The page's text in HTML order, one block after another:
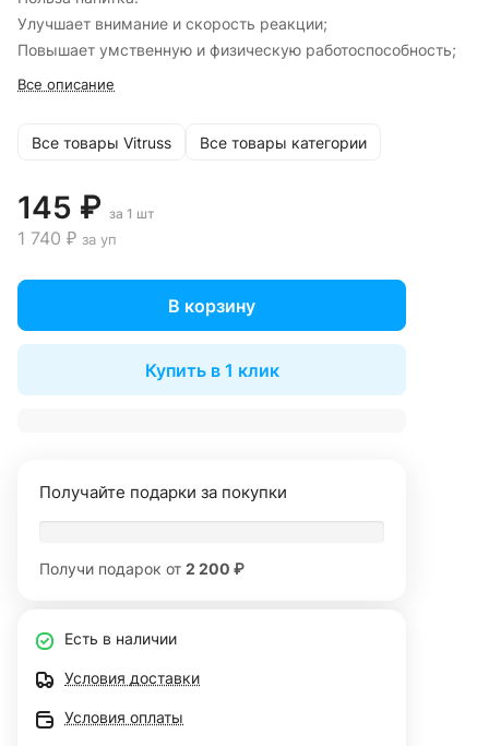
Улучшает внимание и скорость реакции;
Повышает умственную и физическую работоспособность;
Все описание
Все товары Vitruss Все товары категории
145 ₽ за 1 шт
1 740 ₽ за уп
В корзину
Купить в 1 клик
Получайте подарки за покупки
Получи подарок от 2 200 ₽
Есть в наличии
Условия доставки
Условия оплаты